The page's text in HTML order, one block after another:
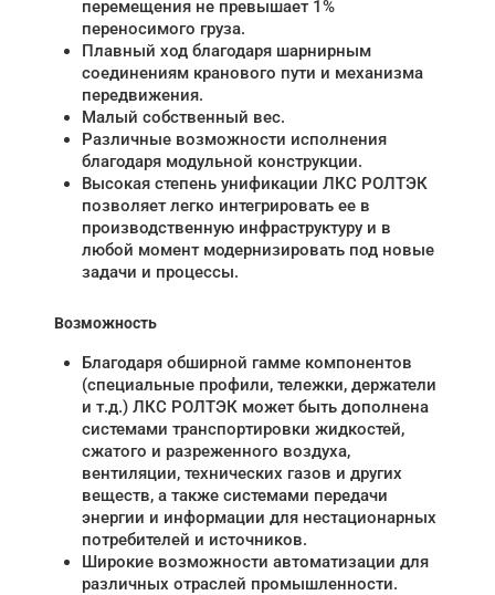
перемещения не превышает 1%
переносимого груза.
Плавный ход благодаря шарнирным
соединениям кранового пути и механизма
передвижения.
Малый собственный вес.
Различные возможности исполнения
благодаря модульной конструкции.
Высокая степень унификации ЛКС РОЛТЭК
позволяет легко интегрировать ее в
производственную инфраструктуру и в
любой момент модернизировать под новые
задачи и процессы.
Возможность
Благодаря обширной гамме компонентов
(специальные профили, тележки, держатели
и т.д.) ЛКС РОЛТЭК может быть дополнена
системами транспортировки жидкостей,
сжатого и разреженного воздуха,
вентиляции, технических газов и других
веществ, а также системами передачи
энергии и информации для нестационарных
потребителей и источников.
Широкие возможности автоматизации для
различных отраслей промышленности.